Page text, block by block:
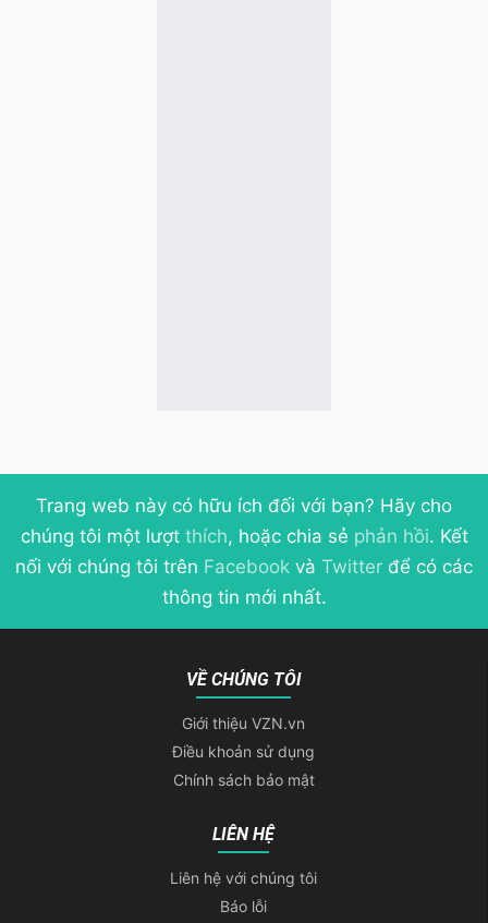
Trang web này có hữu ích đối với bạn? Hãy cho
chúng tôi một lượt thích, hoặc chia sẻ phản hồi. Kết
nối với chúng tôi trên Facebook và Twitter để có các
thông tin mới nhất.
VỀ CHÚNG TÔI
Giới thiệu VZN.vn
Điều khoản sử dụng
Chính sách bảo mật
LIÊN HỆ
Liên hệ với chúng tôi
Báo lỗi